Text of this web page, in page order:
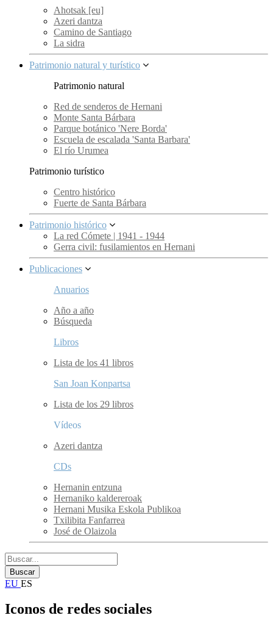
Ahotsak [eu]
Azeri dantza
Camino de Santiago
La sidra
Patrimonio natural y turístico
Patrimonio natural
Red de senderos de Hernani
Monte Santa Bárbara
Parque botánico 'Nere Borda'
Escuela de escalada 'Santa Barbara'
El río Urumea
Patrimonio turístico
Centro histórico
Fuerte de Santa Bárbara
Patrimonio histórico
La red Cómete | 1941 - 1944
Gerra civil: fusilamientos en Hernani
Publicaciones
Anuarios
Año a año
Búsqueda
Libros
Lista de los 41 libros
San Joan Konpartsa
Lista de los 29 libros
Vídeos
Azeri dantza
CDs
Hernanin entzuna
Hernaniko kaldereroak
Hernani Musika Eskola Publikoa
Txilibita Fanfarrea
José de Olaizola
EU ES
Iconos de redes sociales